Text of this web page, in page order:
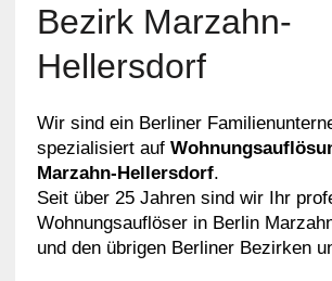
Bezirk Marzahn-
Hellersdorf
Wir sind ein Berliner
spezialisiert auf
Marzahn-Hellersdorf.
Seit über 25 Jahren sind wir Ihr
Wohnungsauflöser in Berlin
und den übrigen Berliner Bezirken